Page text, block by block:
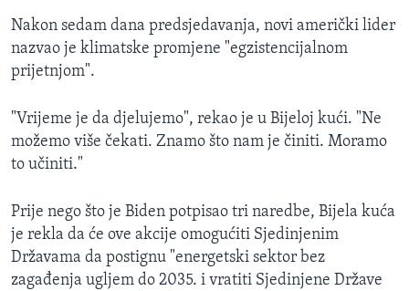
Nakon sedam dana predsjedavanja, novi američki lider
nazvao je klimatske promjene "egzistencijalnom
prijetnjom".
"Vrijeme je da djelujemo", rekao je u Bijeloj kući. "Ne
možemo više čekati. Znamo što nam je činiti. Moramo
to učiniti."
Prije nego što je Biden potpisao tri naredbe, Bijela kuća
je rekla da će ove akcije omogućiti Sjedinjenim
Državama da postignu "energetski sektor bez
zagađenja ugljem do 2035. i vratiti Sjedinjene Države